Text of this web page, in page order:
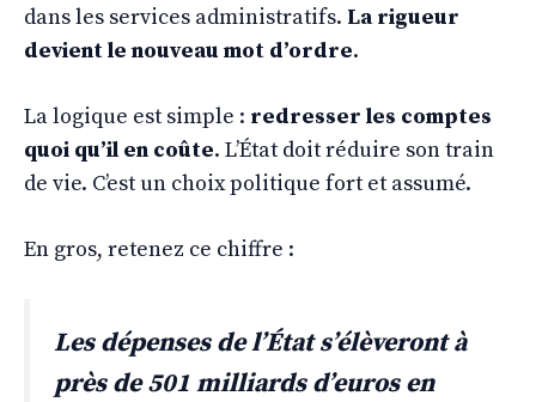
dans les services administratifs. La rigueur
devient le nouveau mot d’ordre.
La logique est simple : redresser les comptes
quoi qu’il en coûte. L’État doit réduire son train
de vie. C’est un choix politique fort et assumé.
En gros, retenez ce chiffre :
Les dépenses de l’État s’élèveront à
près de 501 milliards d’euros en